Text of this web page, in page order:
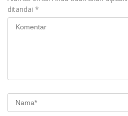
ditandai *